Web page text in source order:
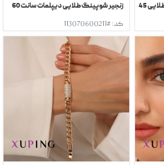
زنجیر شوپینگ دیپلمات تراشدار طلایی 45
زنجیر شوپینگ طلایی دیپلمات سانت 60
کد: #113070600211